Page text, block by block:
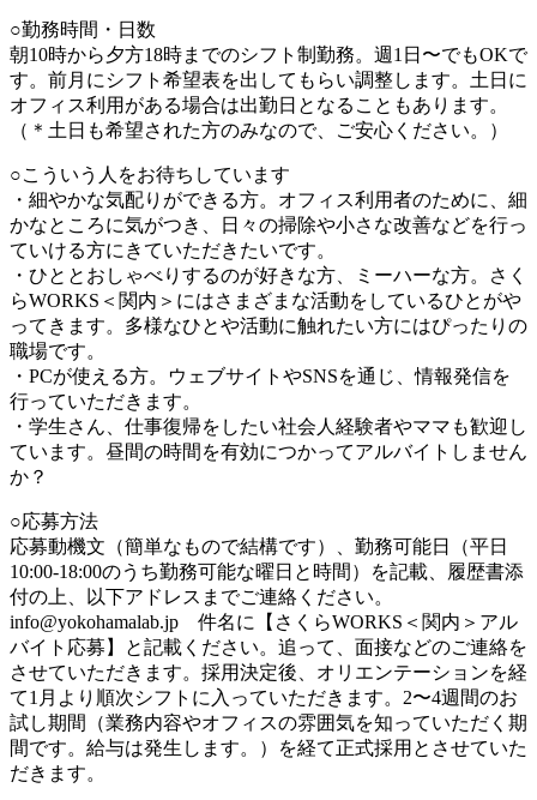
○勤務時間・日数
朝10時から夕方18時までのシフト制勤務。週1日〜でもOKで
す。前月にシフト希望表を出してもらい調整します。土日に
オフィス利用がある場合は出勤日となることもあります。
（＊土日も希望された方のみなので、ご安心ください。）
○こういう人をお待ちしています
・細やかな気配りができる方。オフィス利用者のために、細
かなところに気がつき、日々の掃除や小さな改善などを行っ
ていける方にきていただきたいです。
・ひととおしゃべりするのが好きな方、ミーハーな方。さく
らWORKS＜関内＞にはさまざまな活動をしているひとがや
ってきます。多様なひとや活動に触れたい方にはぴったりの
職場です。
・PCが使える方。ウェブサイトやSNSを通じ、情報発信を
行っていただきます。
・学生さん、仕事復帰をしたい社会人経験者やママも歓迎し
ています。昼間の時間を有効につかってアルバイトしません
か？
○応募方法
応募動機文（簡単なもので結構です）、勤務可能日（平日
10:00-18:00のうち勤務可能な曜日と時間）を記載、履歴書添
付の上、以下アドレスまでご連絡ください。
info@yokohamalab.jp 件名に【さくらWORKS＜関内＞アル
バイト応募】と記載ください。追って、面接などのご連絡を
させていただきます。採用決定後、オリエンテーションを経
て1月より順次シフトに入っていただきます。2〜4週間のお
試し期間（業務内容やオフィスの雰囲気を知っていただく期
間です。給与は発生します。）を経て正式採用とさせていた
だきます。